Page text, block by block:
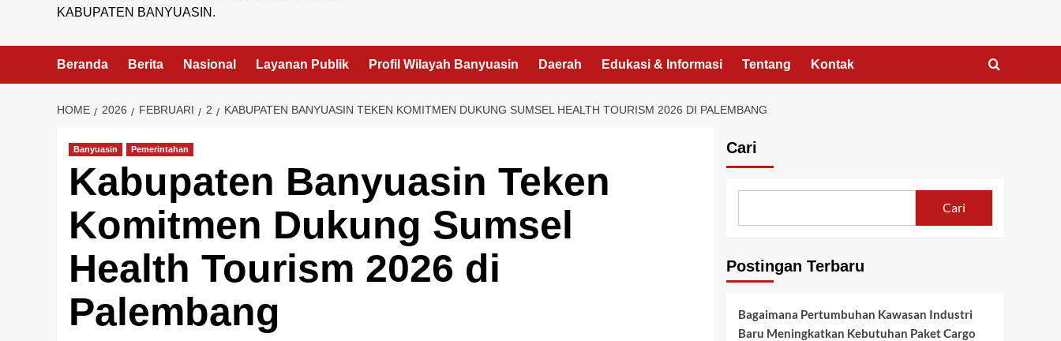
KABUPATEN BANYUASIN.
Beranda Berita Nasional Layanan Publik Profil Wilayah Banyuasin Daerah Edukasi & Informasi Tentang Kontak
HOME 2026 FEBRUARI 2 KABUPATEN BANYUASIN TEKEN KOMITMEN DUKUNG SUMSEL HEALTH TOURISM 2026 DI PALEMBANG
Banyuasin Pemerintahan
Kabupaten Banyuasin Teken
Komitmen Dukung Sumsel
Health Tourism 2026 di
Palembang
Cari
Cari
Postingan Terbaru
Bagaimana Pertumbuhan Kawasan Industri
Baru Meningkatkan Kebutuhan Paket Cargo